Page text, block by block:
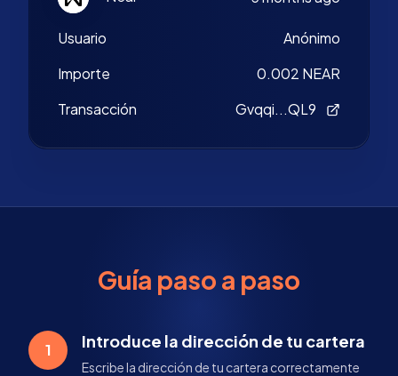
Usuario
Anónimo
Importe
0.002 NEAR
Transacción
Gvqqi...QL9
Guía paso a paso
1 Introduce la dirección de tu cartera
Escribe la dirección de tu cartera correctamente